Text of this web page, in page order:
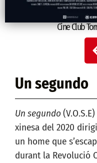
Cine Club
Un segundo
Un segundo
xinesa del 2020
un home que
durant la Revolució